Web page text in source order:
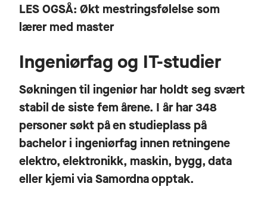
LES OGSÅ: Økt mestringsfølelse som
lærer med master
Ingeniørfag og IT-studier
Søkningen til ingeniør har holdt seg svært
stabil de siste fem årene. I år har 348
personer søkt på en studieplass på
bachelor i ingeniørfag innen retningene
elektro, elektronikk, maskin, bygg, data
eller kjemi via Samordna opptak.